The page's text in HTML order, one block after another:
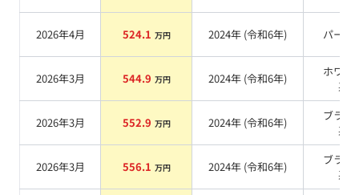
2026年4月 524.1 万円 2024年 (令和6年) パール
2026年3月 544.9 万円 2024年 (令和6年)
ホワイ
系
2026年3月 552.9 万円 2024年 (令和6年)
ブラッ
系
2026年3月 556.1 万円 2024年 (令和6年)
ブラッ
系